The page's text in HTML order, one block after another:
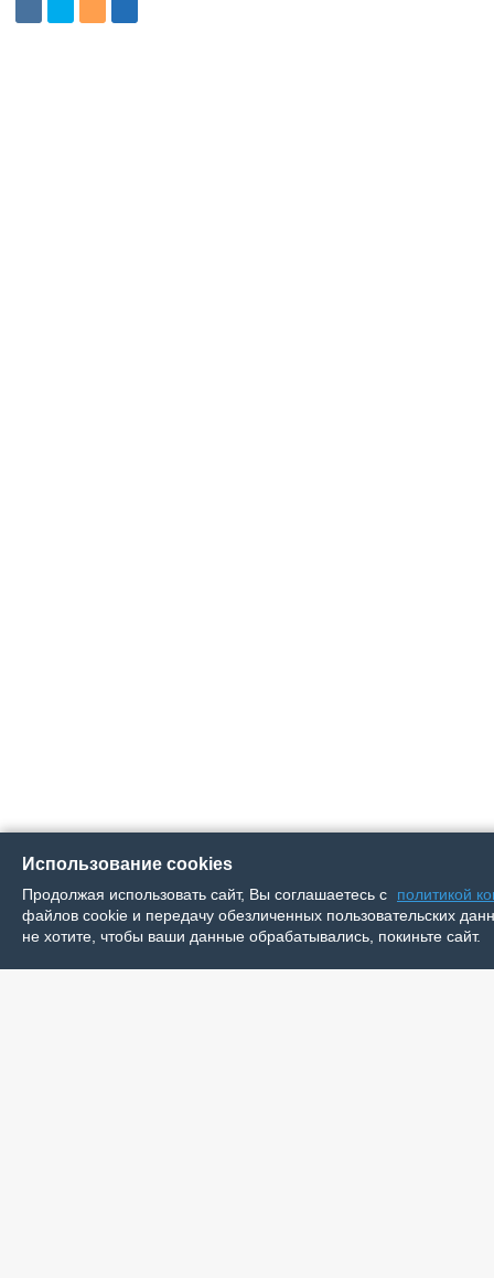
Использование cookies
Продолжая использовать сайт, Вы соглашаетесь с
политикой
файлов cookie и передачу обезличенных пользовательских
не хотите, чтобы ваши данные обрабатывались, покиньте сайт.